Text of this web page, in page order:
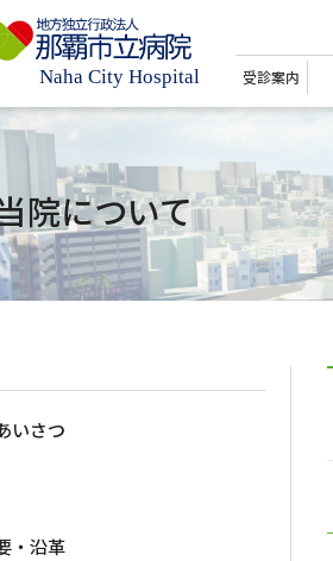
受診案内
院について
いさつ
・沿革